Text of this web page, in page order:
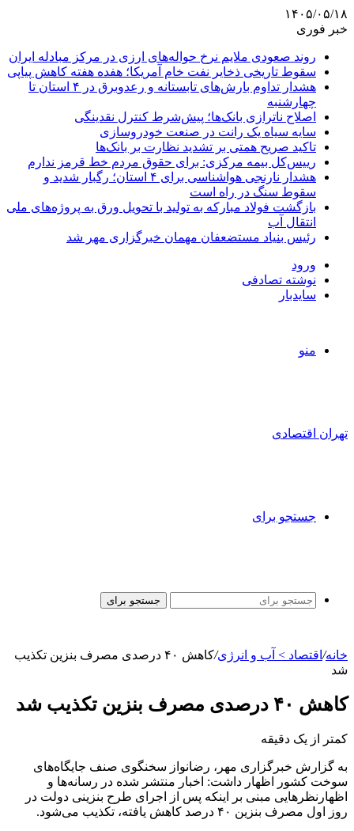
۱۴۰۵/۰۵/۱۸
خبر فوری
روند صعودی ملایم نرخ حواله‌های ارزی در مرکز مبادله ایران
سقوط تاریخی ذخایر نفت خام آمریکا؛ هفده هفته کاهش پیاپی
هشدار تداوم بارش‌های تابستانه و رعدوبرق در ۴ استان تا
چهارشنبه
اصلاح ناترازی بانک‌ها؛ پیش‌شرط کنترل نقدینگی
سایه سیاه یک رانت در صنعت خودروسازی
تاکید صریح همتی بر تشدید نظارت بر بانک‌ها
رییس‌کل بیمه مرکزی: برای حقوق مردم خط قرمز ندارم
هشدار نارنجی هواشناسی برای ۴ استان؛ رگبار شدید و
سقوط سنگ در راه است
بازگشت فولاد مبارکه به تولید با تحویل ورق به پروژه‌های ملی
انتقال آب
رئیس بنیاد مستضعفان مهمان خبرگزاری مهر شد
ورود
نوشته تصادفی
سایدبار
منو
تهران اقتصادی
جستجو برای
جستجو برای
خانه/ اقتصاد > آب و انرژی/
کاهش ۴۰ درصدی مصرف بنزین تکذیب
شد
کاهش ۴۰ درصدی مصرف بنزین تکذیب شد
کمتر از یک دقیقه
به گزارش خبرگزاری مهر، رضانواز سخنگوی صنف جایگاه‌های
سوخت کشور اظهار داشت: اخبار منتشر شده در رسانه‌ها و
اظهارنظرهایی مبنی بر اینکه پس از اجرای طرح بنزینی دولت در
روز اول مصرف بنزین ۴۰ درصد کاهش یافته، تکذیب می‌شود.